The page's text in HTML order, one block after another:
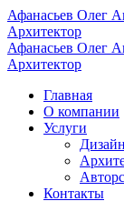
Афанасьев Олег
Архитектор
Афанасьев Олег
Архитектор
Главная
О компании
Услуги
Контакты